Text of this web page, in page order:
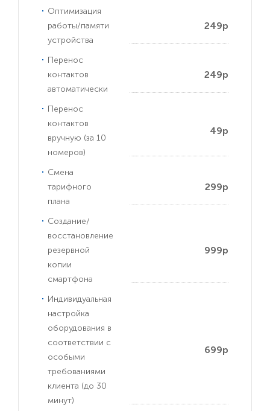
Оптимизация
работы/памяти
устройства
249р
Перенос
контактов
автоматически
249р
Перенос
контактов
вручную (за 10
номеров)
49р
Смена
тарифного
плана
299р
Создание/
восстановление
резервной
копии
смартфона
999р
Индивидуальная
настройка
оборудования в
соответствии с
особыми
требованиями
клиента (до 30
минут)
699р